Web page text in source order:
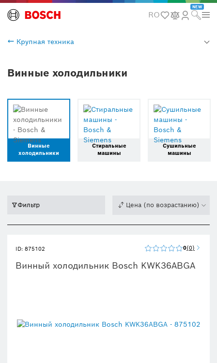
RO
NEW
Крупная техника
Винные холодильники
Винные
холодильники
Стиральные
машины
Сушильные
машины
Фильтр Цена (по возрастанию)
ID: 875102 0 0
Винный холодильник Bosch KWK36ABGA